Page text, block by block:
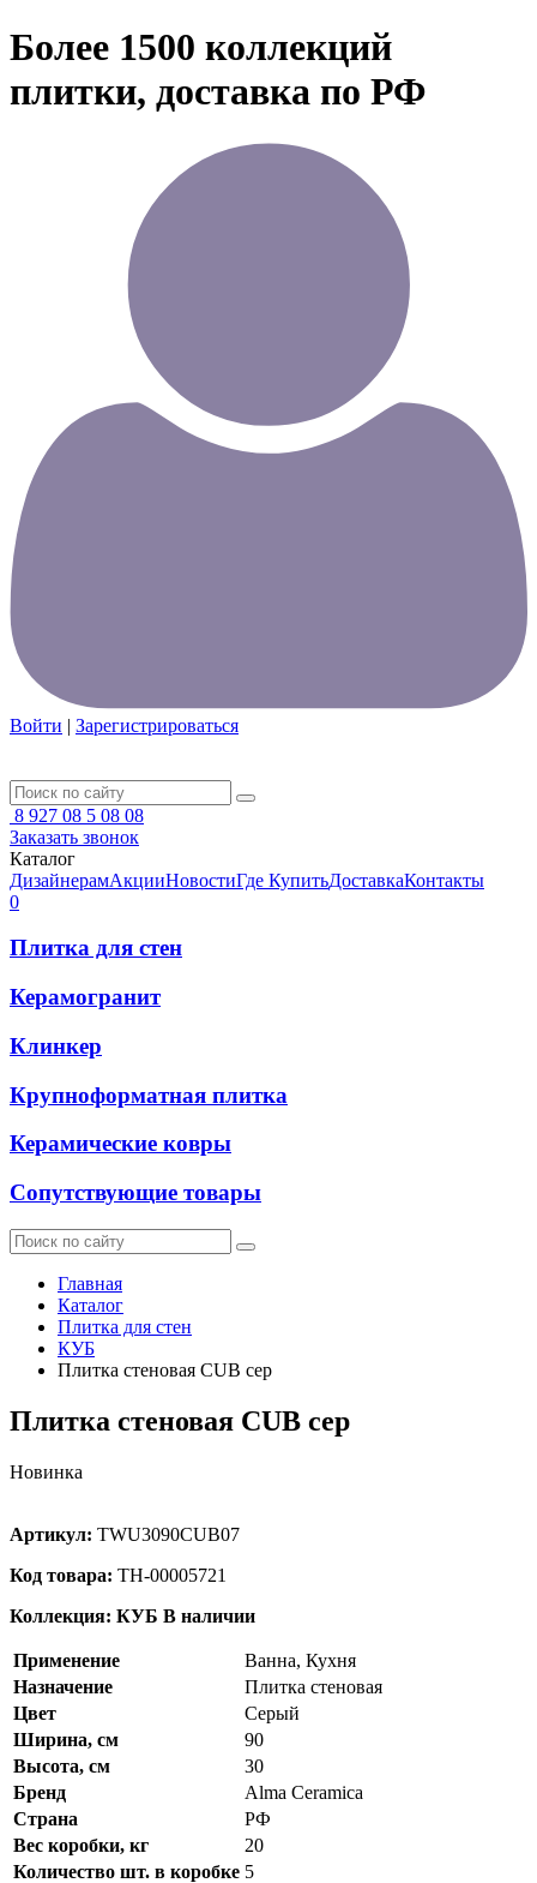
Более 1500 коллекций
плитки, доставка по РФ
Войти | Зарегистрироваться
8 927 08 5 08 08
Заказать звонок
Каталог
ДизайнерамАкцииНовостиГде КупитьДоставкаКонтакты
0
Плитка для стен
Керамогранит
Клинкер
Крупноформатная плитка
Керамические ковры
Сопутствующие товары
Главная
Каталог
Плитка для стен
КУБ
Плитка стеновая CUB cер
Плитка стеновая CUB cер
Новинка
Артикул: TWU3090CUB07
Код товара: ТН-00005721
Коллекция: КУБ В наличии
Применение
Ванна, Кухня
Назначение
Плитка стеновая
Цвет
Серый
Ширина, см
90
Высота, см
30
Бренд
Alma Ceramica
Страна
РФ
Вес коробки, кг
20
Количество шт. в коробке 5